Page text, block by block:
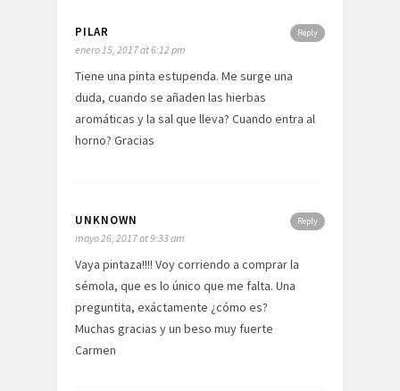
Reply
PILAR
enero 15, 2017 at 6:12 pm
Tiene una pinta estupenda. Me surge una
duda, cuando se añaden las hierbas
aromáticas y la sal que lleva? Cuando entra al
horno? Gracias
Reply
UNKNOWN
mayo 26, 2017 at 9:33 am
Vaya pintaza!!!! Voy corriendo a comprar la
sémola, que es lo único que me falta. Una
preguntita, exáctamente ¿cómo es?
Muchas gracias y un beso muy fuerte
Carmen